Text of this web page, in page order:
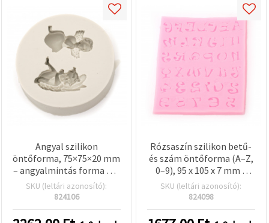
Angyal szilikon
öntőforma, 75×75×20 mm
– angyalmintás forma DIY
kézműves szappanhoz,
babaváró/parti
dekorációhoz, gyanta- és
gipszöntéshez
SKU (leltári azonosító):
824106
Rózsaszín szilikon betű-
és szám öntőforma (A–Z,
0–9), 95 x 105 x 7 mm –
rugalmas,
tapadásmentes fondant-
és csokoládéforma
tortadíszítéshez, DIY
SKU (leltári azonosító):
824098